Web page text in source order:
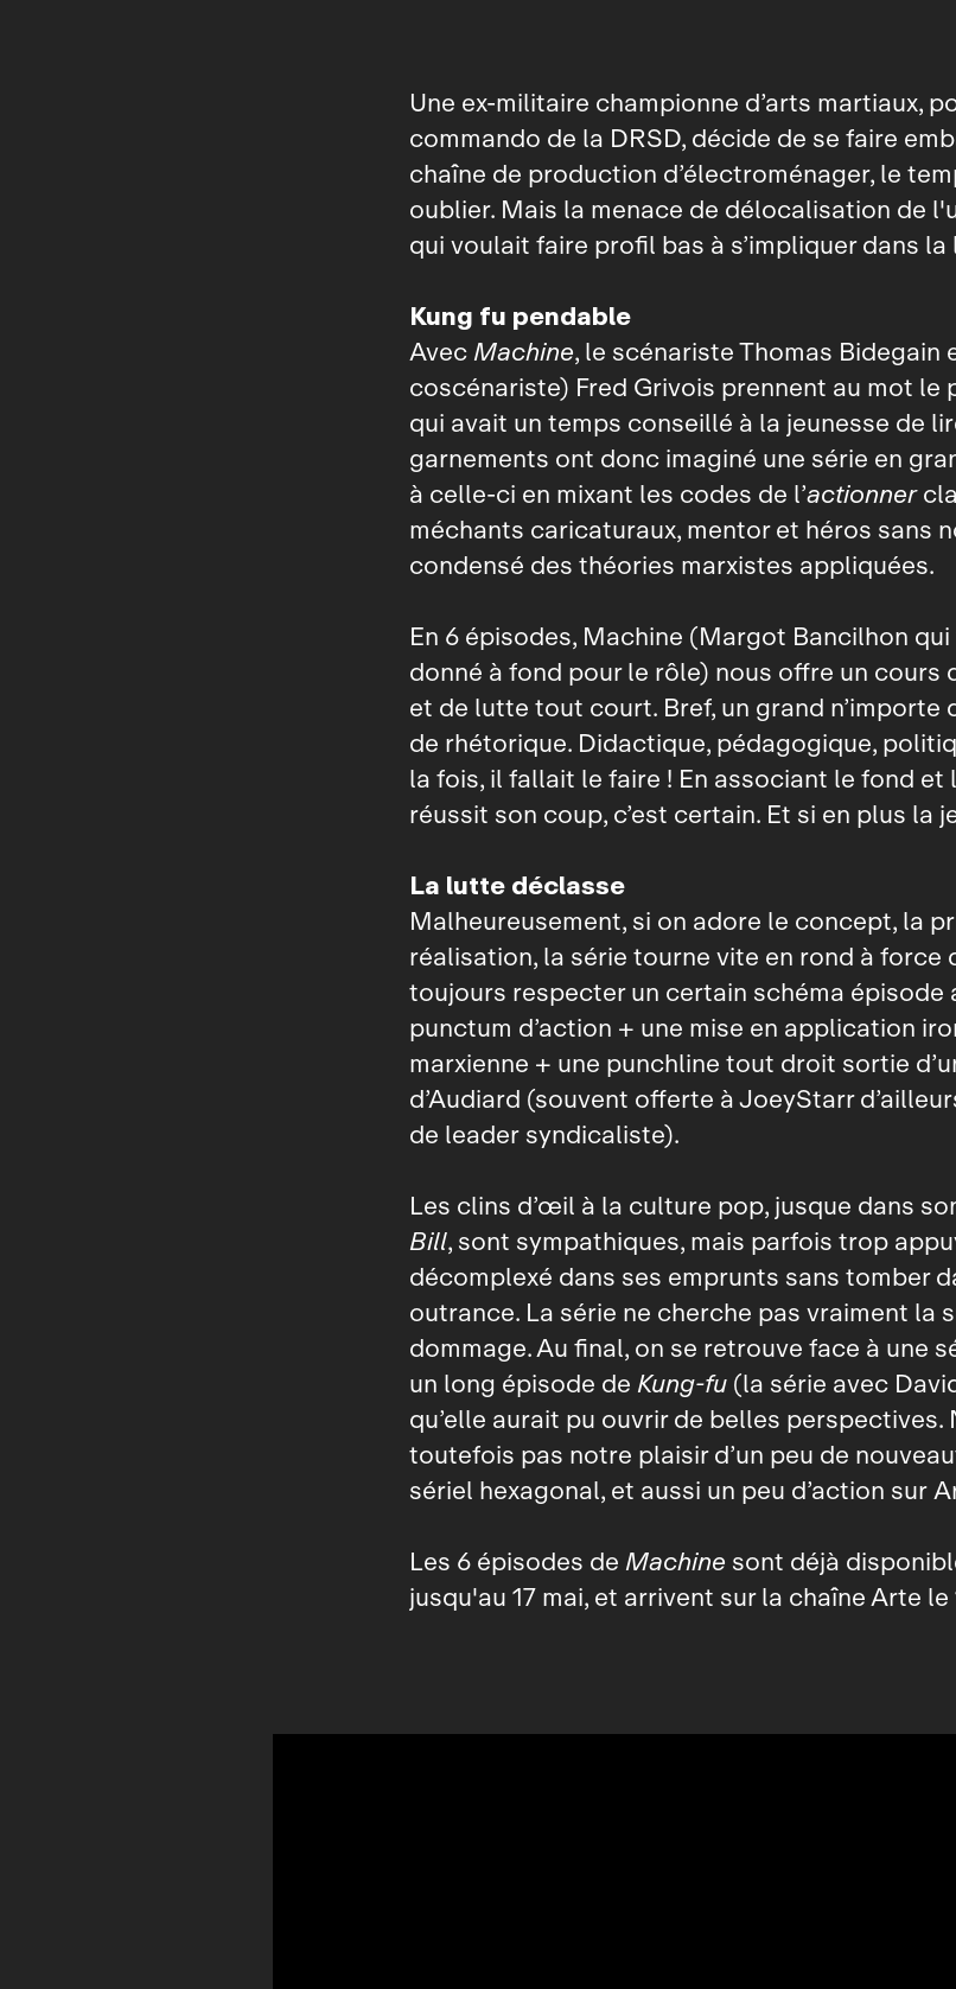
Une ex‑militaire championne d’arts martiaux,
commando de la DRSD, décide de se faire
chaîne de production d’électroménager, le
oublier. Mais la menace de délocalisation de
qui voulait faire profil bas à s’impliquer dans
Kung fu pendable
AvecMachine, le scénariste Thomas Bidegain
coscénariste) Fred Grivois prennent au mot
qui avait un temps conseillé à la jeunesse de
garnements ont donc imaginé une série en
à celle‑ci en mixant les codes de l’actionner
méchants caricaturaux, mentor et héros sans
condensé des théories marxistes appliquées.
En 6 épisodes, Machine (Margot Bancilhon qui
donné à fond pour le rôle) nous offre un cours
et de lutte tout court. Bref, un grand n’importe
de rhétorique. Didactique, pédagogique,
la fois, il fallait le faire ! En associant le fond et
réussit son coup, c’est certain. Et si en plus la
La lutte déclasse
Malheureusement, si on adore le concept, la
réalisation, la série tourne vite en rond à force
toujours respecter un certain schéma épisode
punctum d’action + une mise en application
marxienne + une punchline tout droit sortie
d’Audiard (souvent offerte à JoeyStarr
de leader syndicaliste).
Les clins d’œil à la culture pop, jusque dans
Bill, sont sympathiques, mais parfois trop
décomplexé dans ses emprunts sans tomber
outrance. La série ne cherche pas vraiment la
dommage. Au final, on se retrouve face à une
un long épisode de Kung‑fu(la série avec
qu’elle aurait pu ouvrir de belles perspectives.
toutefois pas notre plaisir d’un peu de
sériel hexagonal, et aussi un peu d’action sur
Les 6 épisodes de Machine sont déjà
jusqu'au 17 mai, et arrivent sur la chaîne Arte